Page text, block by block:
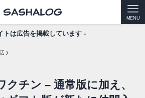
MENU
トは広告を掲載しています -
クチン – 通常版に加え、